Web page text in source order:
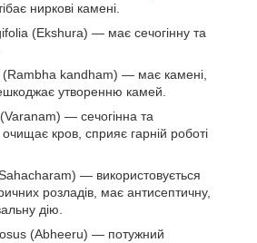
ниркові камені.
(Ekshura) — має сечогінну та
kandham) — має камені,
утворенню камей.
— сечогінна та
кров, сприяє гарній роботі
— використовується
розладів, має антисептичну,
дію.
(Abheeru) — потужний